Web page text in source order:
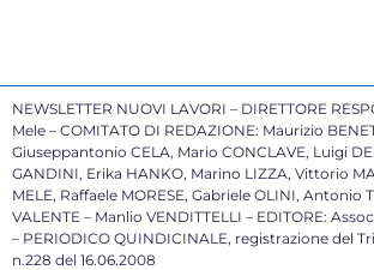
NEWSLETTER NUOVI LAVORI – DIRETTORE
Mele – COMITATO DI REDAZIONE: Maurizio
Giuseppantonio CELA, Mario CONCLAVE, Luigi
GANDINI, Erika HANKO, Marino LIZZA, Vittorio
MELE, Raffaele MORESE, Gabriele OLINI, Antonio
VALENTE – Manlio VENDITTELLI – EDITORE:
– PERIODICO QUINDICINALE, registrazione del
n.228 del 16.06.2008